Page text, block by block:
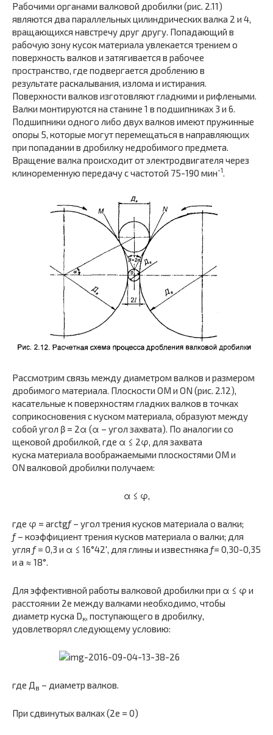
Рабочими органами валковой дробилки (рис. 2.11)
являются два параллельных цилиндрических валка 2 и 4,
вращающихся навстречу друг другу. Попадающий в
рабочую зону кусок материала увлекается трением о
поверхность валков и затягивается в рабочее
пространство, где подвергается дроблению в
результате раскалывания, излома и истирания.
Поверхности валков изготовляют гладкими и рифлеными.
Валки монтируются на станине 1 в подшипниках 3 и 6.
Подшипники одного либо двух валков имеют пружинные
опоры 5, которые могут перемещаться в направляющих
при попадании в дробилку недробимого предмета.
Вращение валка происходит от электродвигателя через
клиноременную передачу с частотой 75-190 мин-1.
Рассмотрим связь между диаметром валков и размером
дробимого материала. Плоскости OM и ON (рис. 2.12),
касательные к поверхностям гладких валков в точках
соприкосновения с куском материала, образуют между
собой угол β = 2α (α – угол захвата). По аналогии со
щековой дробилкой, где α ≤ 2φ, для захвата
куска материала воображаемыми плоскостями OM и
ON валковой дробилки получаем:
α ≤ φ,
где φ = arctgf– угол трения кусков материала о валки;
f– коэффициент трения кусков материала о валки; для
угля f= 0,3 и α ≤ 16°42′, для глины и известняка f= 0,30-0,35
и а ≈ 18°.
Для эффективной работы валковой дробилки при α ≤ φ и
расстоянии 2e между валками необходимо, чтобы
диаметр куска Dк, поступающего в дробилку,
удовлетворял следующему условию:
где Дв – диаметр валков.
При сдвинутых валках (2e = 0)